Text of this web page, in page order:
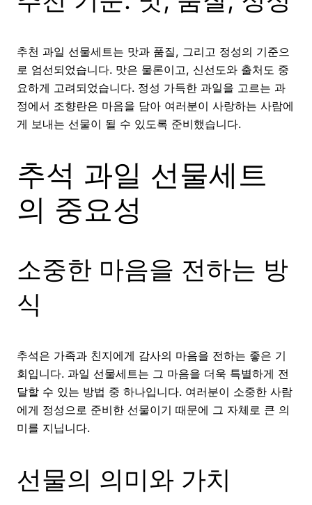
추천 과일 선물세트는 맛과 품질, 그리고 정성의 기준으
로 엄선되었습니다. 맛은 물론이고, 신선도와 출처도 중
요하게 고려되었습니다. 정성 가득한 과일을 고르는 과
정에서 조향란은 마음을 담아 여러분이 사랑하는 사람에
게 보내는 선물이 될 수 있도록 준비했습니다.
추석 과일 선물세트
의 중요성
소중한 마음을 전하는 방
식
추석은 가족과 친지에게 감사의 마음을 전하는 좋은 기
회입니다. 과일 선물세트는 그 마음을 더욱 특별하게 전
달할 수 있는 방법 중 하나입니다. 여러분이 소중한 사람
에게 정성으로 준비한 선물이기 때문에 그 자체로 큰 의
미를 지닙니다.
선물의 의미와 가치